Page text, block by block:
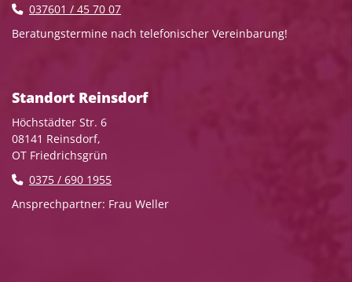
037601 / 45 70 07
Beratungstermine nach telefonischer Vereinbarung!
Standort Reinsdorf
Höchstädter Str. 6
08141 Reinsdorf,
OT Friedrichsgrün
0375 / 690 1955
Ansprechpartner: Frau Weller